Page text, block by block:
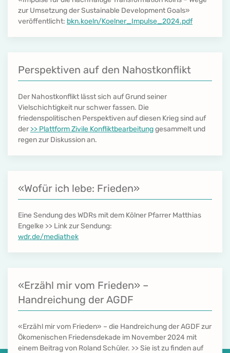
zur Umsetzung der Sustainable Development Goals»
veröffentlicht: bkn.koeln/Koelner_Impulse_2024.pdf
Perspektiven auf den Nahostkonflikt
Der Nahostkonflikt lässt sich auf Grund seiner
Vielschichtigkeit nur schwer fassen. Die
friedenspolitischen Perspektiven auf diesen Krieg sind auf
der >> Plattform Zivile Konfliktbearbeitunggesammelt und
regen zur Diskussion an.
«Wofür ich lebe: Frieden»
Eine Sendung des WDRs mit dem Kölner Pfarrer Matthias
Engelke >> Link zur Sendung:
wdr.de/mediathek
«Erzähl mir vom Frieden» –
Handreichung der AGDF
«Erzähl mir vom Frieden» – die Handreichung der AGDF zur
Ökomenischen Friedensdekade im November 2024 mit
einem Beitrag von Roland Schüler. >> Sie ist zu finden auf